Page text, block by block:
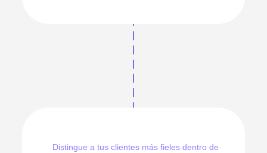
Distingue a tus clientes más fieles dentro de